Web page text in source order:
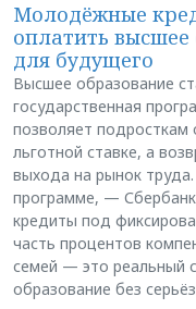
Молодёжные
оплатить
для будущего
Высшее образование
государственная
позволяет подросткам
льготной ставке, а
выхода на рынок
программе, —
кредиты под
часть процентов
семей — это реальный
образование без